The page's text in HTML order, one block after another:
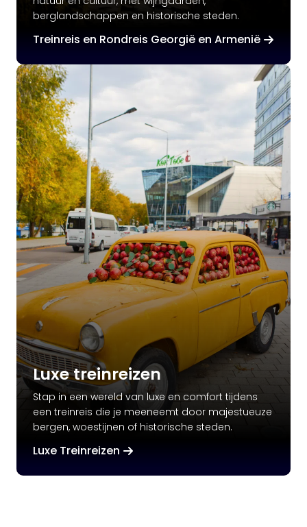
berglandschappen en historische steden.
Treinreis en Rondreis Georgië en Armenië
Luxe treinreizen
Stap in een wereld van luxe en comfort tijdens
een treinreis die je meeneemt door majestueuze
bergen, woestijnen of historische steden.
Luxe Treinreizen